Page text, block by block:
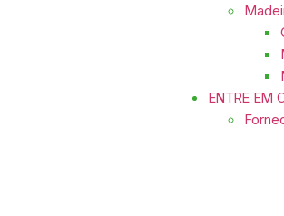
ENTRE EM